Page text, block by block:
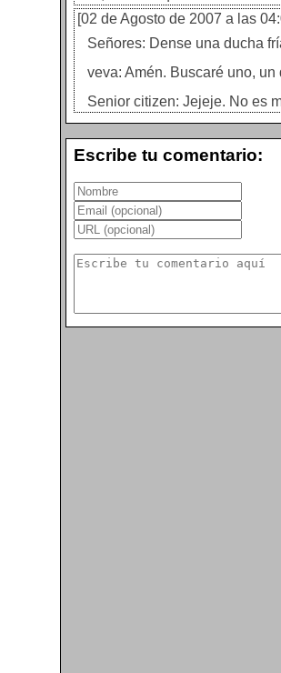
[02 de Agosto de 2007 a las
Señores: Dense una ducha
veva: Amén. Buscaré uno,
Senior citizen: Jejeje. No es
Escribe tu comentario: